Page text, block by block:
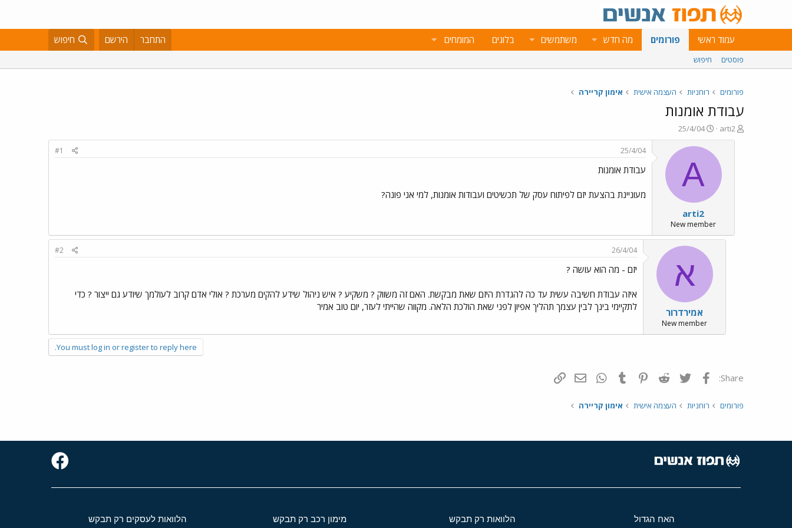
עמוד ראשי פורומים מה חדש משתמשים בלוגים המומחים התחבר הירשם חיפוש
פוסטים חיפוש
פורומים רוחניות העצמה אישית אימון קריירה
עבודת אומנות
פ
ו
arti2
פ
ו
ר
ב
א
ר
י
ך
25/4/04
A
arti2
New member
25/4/04
#1
עבודת אומנות
מעוניינת בהצעת יזם לפיתוח עסק של תכשיטים ועבודות אומנות, למי אני פונה?
א
אמירדרור
New member
26/4/04
#2
יזם - מה הוא עושה ?
איזה עבודת חשיבה עשית עד כה להגדרת היזם שאת מבקשת. האם זה משווק ? משקיע ? איש ניהול שידע להקים מערכת ? אולי אדם קרוב לעולמך שיודע גם ייצור ? כדי
לתקיימי בינך לבין עצמך תהליך אפיון לפני שאת הולכת הלאה. מקווה שהייתי לעזר, יום טוב אמיר
You must log in or register to reply here.
Share: פייסבוק Twitter
Reddit
Pinterest
Tumblr
WhatsAppדואר אלקטרוני
פורומים רוחניות העצמה אישית אימון קריירה
האח הגדול הלוואות רק תבקש מימון רכב רק תבקש הלוואות לעסקים רק תבקש